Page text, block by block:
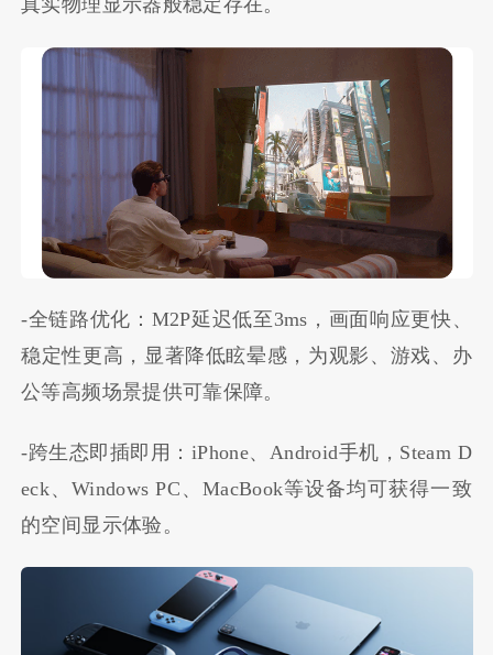
真实物理显示器般稳定存在。
-全链路优化：M2P延迟低至3ms，画面响应更快、
稳定性更高，显著降低眩晕感，为观影、游戏、办
公等高频场景提供可靠保障。
-跨生态即插即用：iPhone、Android手机，Steam D
eck、Windows PC、MacBook等设备均可获得一致
的空间显示体验。